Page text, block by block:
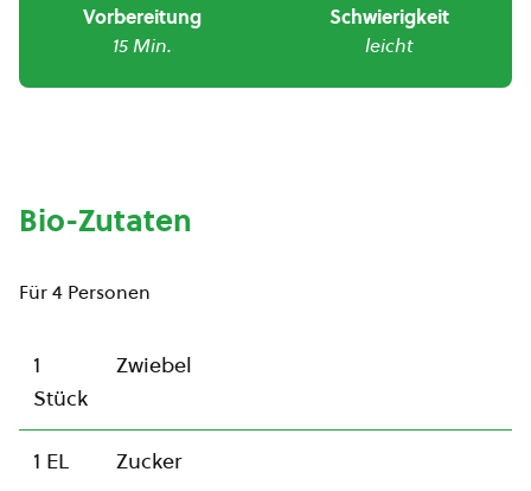
Vorbereitung
15 Min.
Schwierigkeit
leicht
Bio-Zutaten
Für 4 Personen
1
Stück
Zwiebel
1 EL Zucker